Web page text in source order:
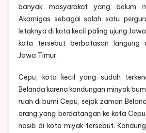
banyak masyarakat yang belum
Akamigas sebagai salah satu
letaknya di kota kecil paling ujung
kota tersebut berbatasan langung
Jawa Timur.
Cepu, kota kecil yang sudah
Belanda karena kandungan minyak
ruah di bumi Cepu, sejak zaman
orang yang berdatangan ke kota
nasib di kota miyak tersebut.